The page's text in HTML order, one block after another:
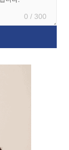
0 / 300